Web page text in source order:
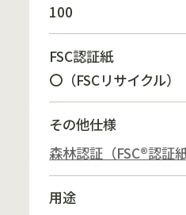
100
FSC認証紙
〇（FSCリサイクル）
その他仕様
森林認証（FSC®認証紙
用途